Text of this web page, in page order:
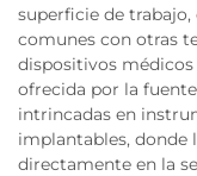
superficie de
comunes con otras
dispositivos
ofrecida por la
intrincadas en
implantables, donde
directamente en la